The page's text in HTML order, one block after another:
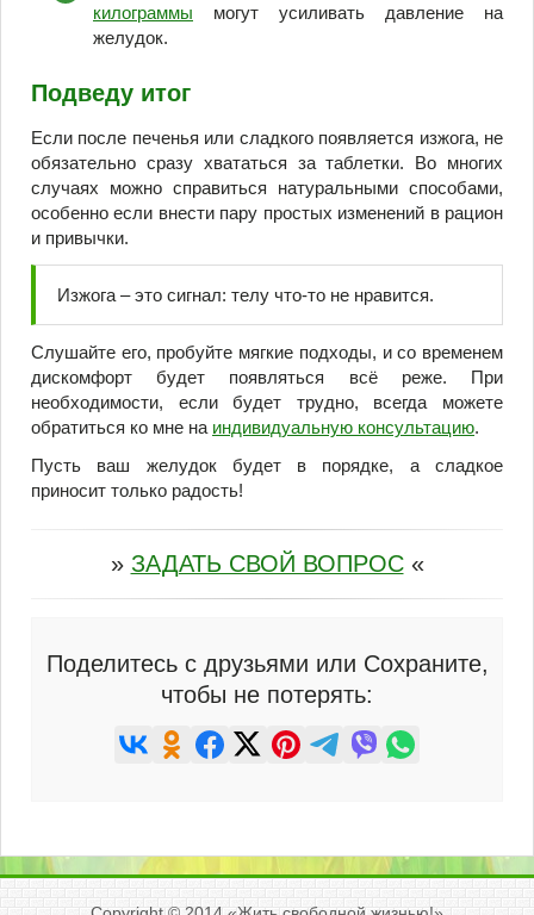
килограммы могут усиливать давление на
желудок.
Подведу итог
Если после печенья или сладкого появляется изжога, не
обязательно сразу хвататься за таблетки. Во многих
случаях можно справиться натуральными способами,
особенно если внести пару простых изменений в рацион
и привычки.
Изжога – это сигнал: телу что-то не нравится.
Слушайте его, пробуйте мягкие подходы, и со временем
дискомфорт будет появляться всё реже. При
необходимости, если будет трудно, всегда можете
обратиться ко мне на индивидуальную консультацию.
Пусть ваш желудок будет в порядке, а сладкое
приносит только радость!
» ЗАДАТЬ СВОЙ ВОПРОС«
Поделитесь с друзьями или Сохраните,
чтобы не потерять: